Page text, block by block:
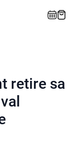
retire sa